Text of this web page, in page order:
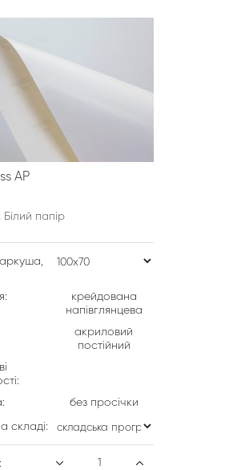
АР
Білий папір
крейдована
напівглянцева
акриловий
постійний
без просічки
складі: